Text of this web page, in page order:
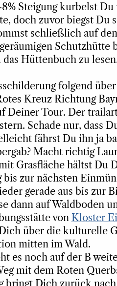
Steigung kurbelst
doch zuvor biegst Du
schließlich auf
Schutzhütte
Hüttenbuch zu
folgend
Kreuz Richtung
Deiner Tour. Der
Schade nur, dass
fährst Du ihn ja
Macht richtig
Grasfläche hältst Du
bis zur nächsten
gerade aus bis zur
dann auf Waldboden
von Kloster
über die kulturelle
mitten im Wald.
es noch auf der B
mit dem Roten
bringt Dich zurück